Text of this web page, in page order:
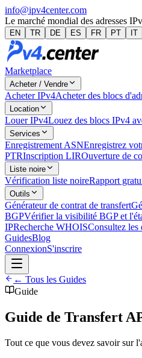
info@ipv4center.com
Le marché mondial des adresses
EN TR DE ES FR PT IT
Marketplace
Acheter / Vendre
Acheter IPv4Acheter des blocs
Location
Louer IPv4Louez des blocs IPv4
Services
Enregistrement ASNEnregistrez
PTRInscription LIROuverture de
Liste noire
Vérification liste noireRapport
Outils
Générateur de contrat de transfert
BGPVérifier la visibilité BGP et
IPRecherche WHOISConsultez les
GuidesBlog
ConnexionS'inscrire
← Tous les Guides
Guide
Guide de Transfert
Tout ce que vous devez savoir sur